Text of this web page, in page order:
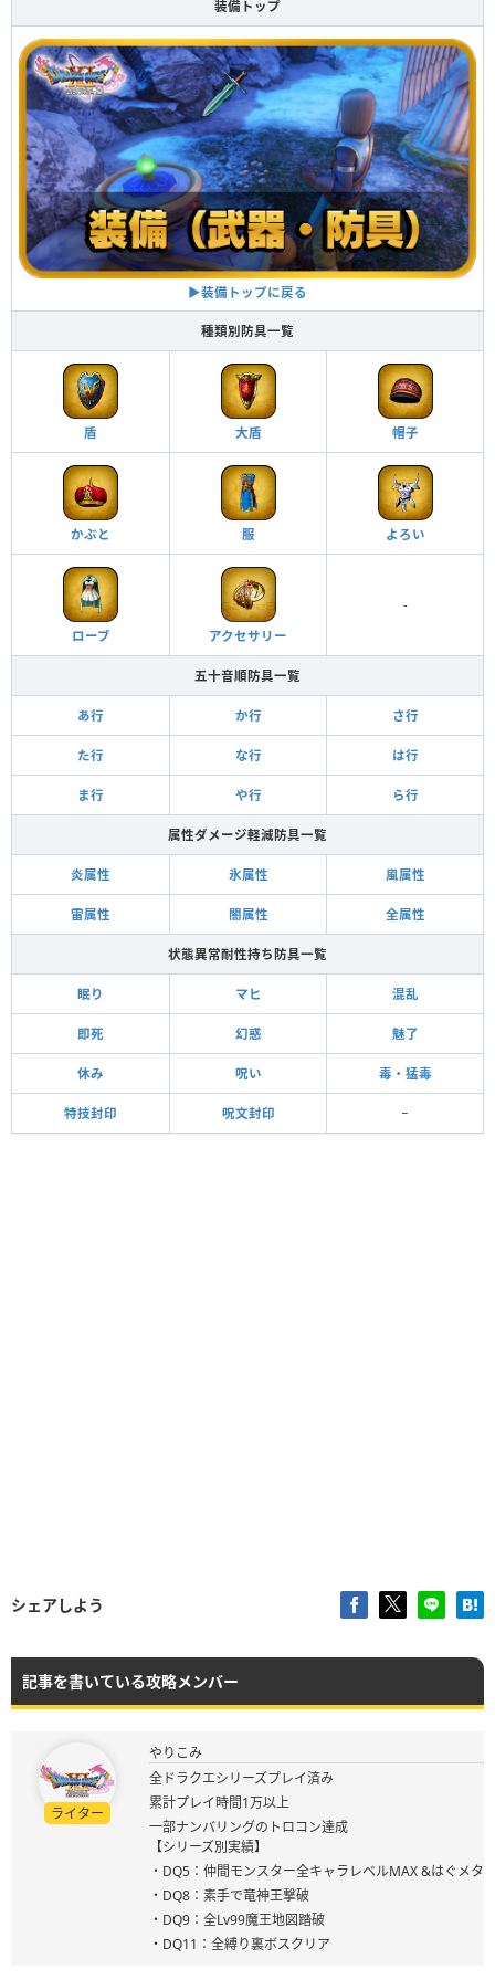
装備トップ
▶装備トップに戻る
種類別防具一覧
盾 大盾 帽子
かぶと 服 よろい
ローブ アクセサリー
-
五十音順防具一覧
あ行 か行 さ行
た行 な行 は行
ま行 や行 ら行
属性ダメージ軽減防具一覧
炎属性 氷属性 風属性
雷属性 闇属性 全属性
状態異常耐性持ち防具一覧
眠り マヒ 混乱
即死 幻惑 魅了
休み 呪い 毒・猛毒
特技封印 呪文封印 −
シェアしよう
記事を書いている攻略メンバー
ライター
やりこみ
全ドラクエシリーズプレイ済み
累計プレイ時間1万以上
一部ナンバリングのトロコン達成
【シリーズ別実績】
・DQ5：仲間モンスター全キャラレベルMAX &はぐメタ
・DQ8：素手で竜神王撃破
・DQ9：全Lv99魔王地図踏破
・DQ11：全縛り裏ボスクリア